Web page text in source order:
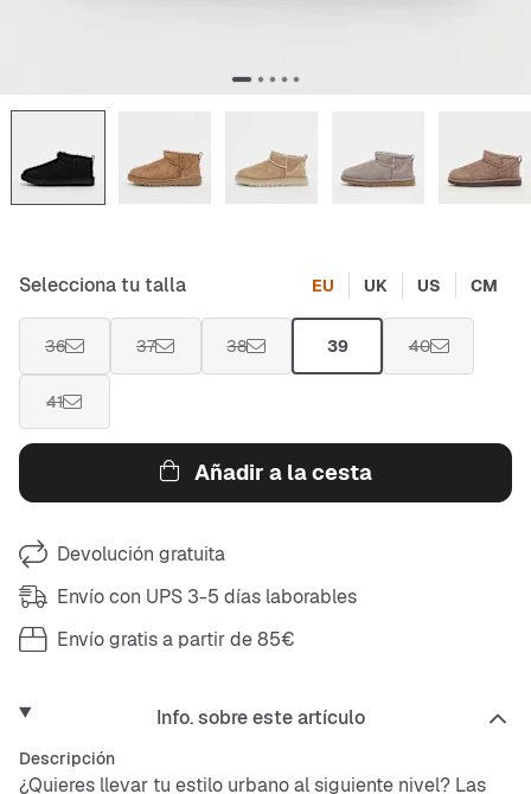
Selecciona tu talla EU UK US CM
36 37 38 39 40
41
Añadir a la cesta
Devolución gratuita
Envío con UPS 3-5 días laborables
Envío gratis a partir de 85€
Info. sobre este artículo
Descripción
¿Quieres llevar tu estilo urbano al siguiente nivel? Las